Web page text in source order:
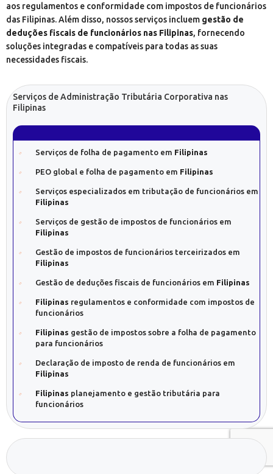
aos regulamentos e conformidade com impostos de funcionários
das Filipinas. Além disso, nossos serviços incluem gestão de
deduções fiscais de funcionários nas Filipinas, fornecendo
soluções integradas e compatíveis para todas as suas
necessidades fiscais.
Serviços de Administração Tributária Corporativa nas
Filipinas
Serviços de folha de pagamento em Filipinas
PEO global e folha de pagamento em Filipinas
Serviços especializados em tributação de funcionários em
Filipinas
Serviços de gestão de impostos de funcionários em
Filipinas
Gestão de impostos de funcionários terceirizados em
Filipinas
Gestão de deduções fiscais de funcionários em Filipinas
Filipinas regulamentos e conformidade com impostos de
funcionários
Filipinas gestão de impostos sobre a folha de pagamento
para funcionários
Declaração de imposto de renda de funcionários em
Filipinas
Filipinas planejamento e gestão tributária para
funcionários